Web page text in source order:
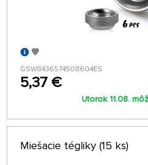
GSW8436574508604ES
5,37 €
Utorok 11.08.
Miešacie tégliky (15 ks)